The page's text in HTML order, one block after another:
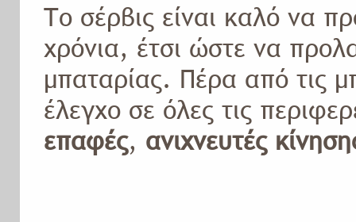
Το σέρβις είναι καλό να
χρόνια, έτσι ώστε να
μπαταρίας. Πέρα από τις
έλεγχο σε όλες τις
επαφές, ανιχνευτές